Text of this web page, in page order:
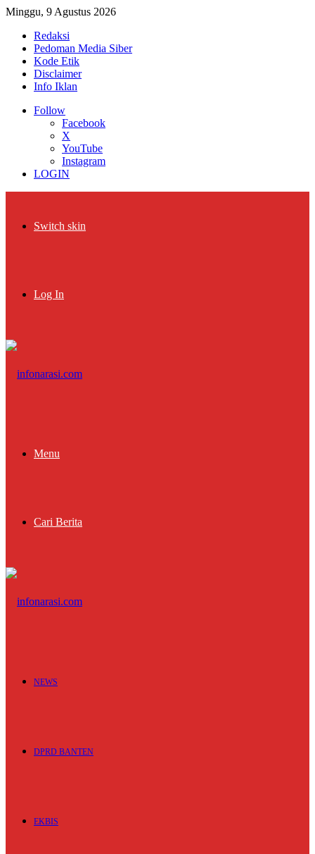
Minggu, 9 Agustus 2026
Redaksi
Pedoman Media Siber
Kode Etik
Disclaimer
Info Iklan
Follow
Facebook
X
YouTube
Instagram
LOGIN
Switch skin
Log In
Menu
Cari Berita
NEWS
DPRD BANTEN
EKBIS